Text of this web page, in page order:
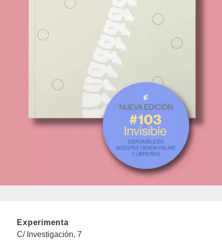
Experimenta
C/ Investigación, 7